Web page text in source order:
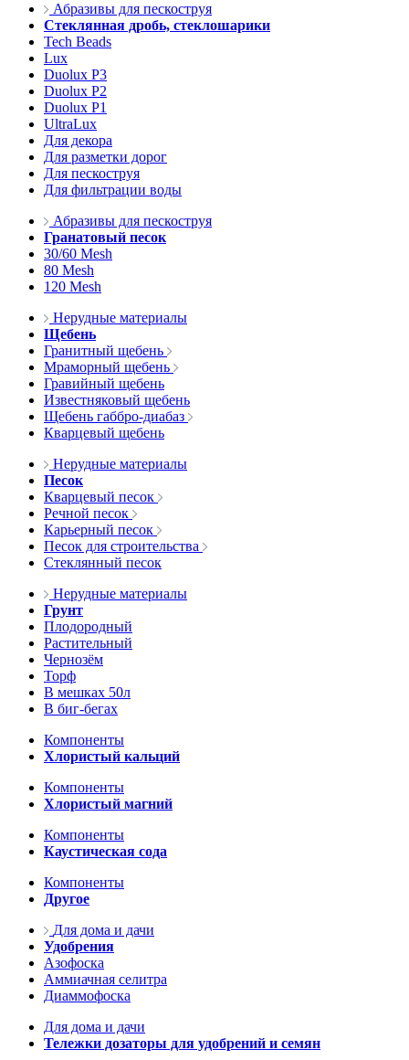
Абразивы для пескоструя
Стеклянная дробь, стеклошарики
Tech Beads
Lux
Duolux P3
Duolux P2
Duolux P1
UltraLux
Для декора
Для разметки дорог
Для пескоструя
Для фильтрации воды
Абразивы для пескоструя
Гранатовый песок
30/60 Mesh
80 Mesh
120 Mesh
Нерудные материалы
Щебень
Гранитный щебень
Мраморный щебень
Гравийный щебень
Известняковый щебень
Щебень габбро-диабаз
Кварцевый щебень
Нерудные материалы
Песок
Кварцевый песок
Речной песок
Карьерный песок
Песок для строительства
Стеклянный песок
Нерудные материалы
Грунт
Плодородный
Растительный
Чернозём
Торф
В мешках 50л
В биг-бегах
Компоненты
Хлористый кальций
Компоненты
Хлористый магний
Компоненты
Каустическая сода
Компоненты
Другое
Для дома и дачи
Удобрения
Азофоска
Аммиачная селитра
Диаммофоска
Для дома и дачи
Тележки дозаторы для удобрений и семян